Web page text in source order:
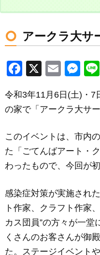
アークラ大サ
F
c
e
b
o
o
X
E
ail
M
ss
e
n
g
er
令和3年11月6日(土)・7
の家で「アークラ大サ
このイベントは、市内
た「ごてんばアート・
わったもので、今回が
感染症対策が実施され
ト作家、クラフト作家
カス団員”の方々が一堂
くさんのお客さんが御
た。ステージイベント